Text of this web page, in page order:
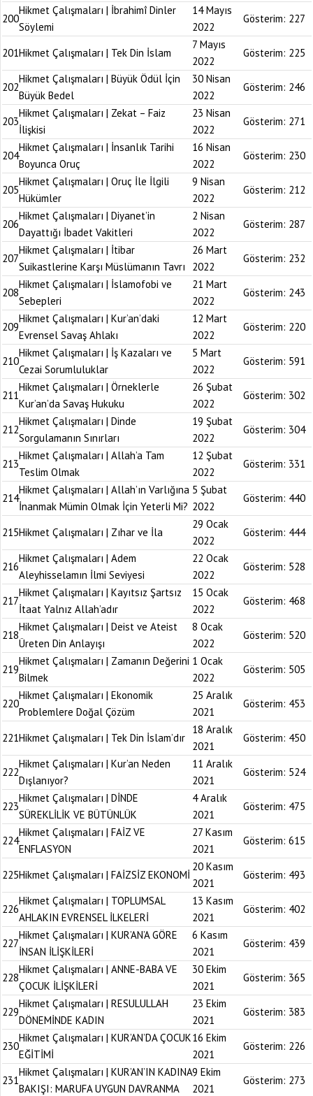
200
Hikmet Çalışmaları | İbrahimî Dinler
Söylemi
14 Mayıs
2022
Gösterim: 227
201Hikmet Çalışmaları | Tek Din İslam
7 Mayıs
2022
Gösterim: 225
202
Hikmet Çalışmaları | Büyük Ödül İçin
Büyük Bedel
30 Nisan
2022
Gösterim: 246
203
Hikmet Çalışmaları | Zekat – Faiz
İlişkisi
23 Nisan
2022
Gösterim: 271
204
Hikmet Çalışmaları | İnsanlık Tarihi
Boyunca Oruç
16 Nisan
2022
Gösterim: 230
205
Hikmet Çalışmaları | Oruç İle İlgili
Hükümler
9 Nisan
2022
Gösterim: 212
206
Hikmet Çalışmaları | Diyanet’in
Dayattığı İbadet Vakitleri
2 Nisan
2022
Gösterim: 287
207
Hikmet Çalışmaları | İtibar
Suikastlerine Karşı Müslümanın Tavrı
26 Mart
2022
Gösterim: 232
208
Hikmet Çalışmaları | İslamofobi ve
Sebepleri
21 Mart
2022
Gösterim: 243
209
Hikmet Çalışmaları | Kur’an’daki
Evrensel Savaş Ahlakı
12 Mart
2022
Gösterim: 220
210
Hikmet Çalışmaları | İş Kazaları ve
Cezai Sorumluluklar
5 Mart
2022
Gösterim: 591
211
Hikmet Çalışmaları | Örneklerle
Kur’an’da Savaş Hukuku
26 Şubat
2022
Gösterim: 302
212
Hikmet Çalışmaları | Dinde
Sorgulamanın Sınırları
19 Şubat
2022
Gösterim: 304
213
Hikmet Çalışmaları | Allah’a Tam
Teslim Olmak
12 Şubat
2022
Gösterim: 331
214
Hikmet Çalışmaları | Allah’ın Varlığına
İnanmak Mümin Olmak İçin Yeterli Mi?
5 Şubat
2022
Gösterim: 440
215Hikmet Çalışmaları | Zıhar ve İla
29 Ocak
2022
Gösterim: 444
216
Hikmet Çalışmaları | Adem
Aleyhisselamın İlmi Seviyesi
22 Ocak
2022
Gösterim: 528
217
Hikmet Çalışmaları | Kayıtsız Şartsız
İtaat Yalnız Allah’adır
15 Ocak
2022
Gösterim: 468
218
Hikmet Çalışmaları | Deist ve Ateist
Üreten Din Anlayışı
8 Ocak
2022
Gösterim: 520
219
Hikmet Çalışmaları | Zamanın Değerini
Bilmek
1 Ocak
2022
Gösterim: 505
220
Hikmet Çalışmaları | Ekonomik
Problemlere Doğal Çözüm
25 Aralık
2021
Gösterim: 453
221Hikmet Çalışmaları | Tek Din İslam’dır
18 Aralık
2021
Gösterim: 450
222
Hikmet Çalışmaları | Kur’an Neden
Dışlanıyor?
11 Aralık
2021
Gösterim: 524
223
Hikmet Çalışmaları | DİNDE
SÜREKLİLİK VE BÜTÜNLÜK
4 Aralık
2021
Gösterim: 475
224
Hikmet Çalışmaları | FAİZ VE
ENFLASYON
27 Kasım
2021
Gösterim: 615
225Hikmet Çalışmaları | FAİZSİZ EKONOMİ
20 Kasım
2021
Gösterim: 493
226
Hikmet Çalışmaları | TOPLUMSAL
AHLAKIN EVRENSEL İLKELERİ
13 Kasım
2021
Gösterim: 402
227
Hikmet Çalışmaları | KUR’AN’A GÖRE
İNSAN İLİŞKİLERİ
6 Kasım
2021
Gösterim: 439
228
Hikmet Çalışmaları | ANNE-BABA VE
ÇOCUK İLİŞKİLERİ
30 Ekim
2021
Gösterim: 365
229
Hikmet Çalışmaları | RESULULLAH
DÖNEMİNDE KADIN
23 Ekim
2021
Gösterim: 383
230
Hikmet Çalışmaları | KUR’AN’DA ÇOCUK
EĞİTİMİ
16 Ekim
2021
Gösterim: 226
231
Hikmet Çalışmaları | KUR’AN’IN KADINA
BAKIŞI: MARUFA UYGUN DAVRANMA
9 Ekim
2021
Gösterim: 273